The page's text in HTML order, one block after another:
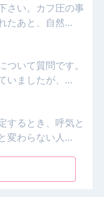
さい。カフ圧の事
たあと、自然…
いて質問です。
いましたが、…
するとき、呼気と
変わらない人…